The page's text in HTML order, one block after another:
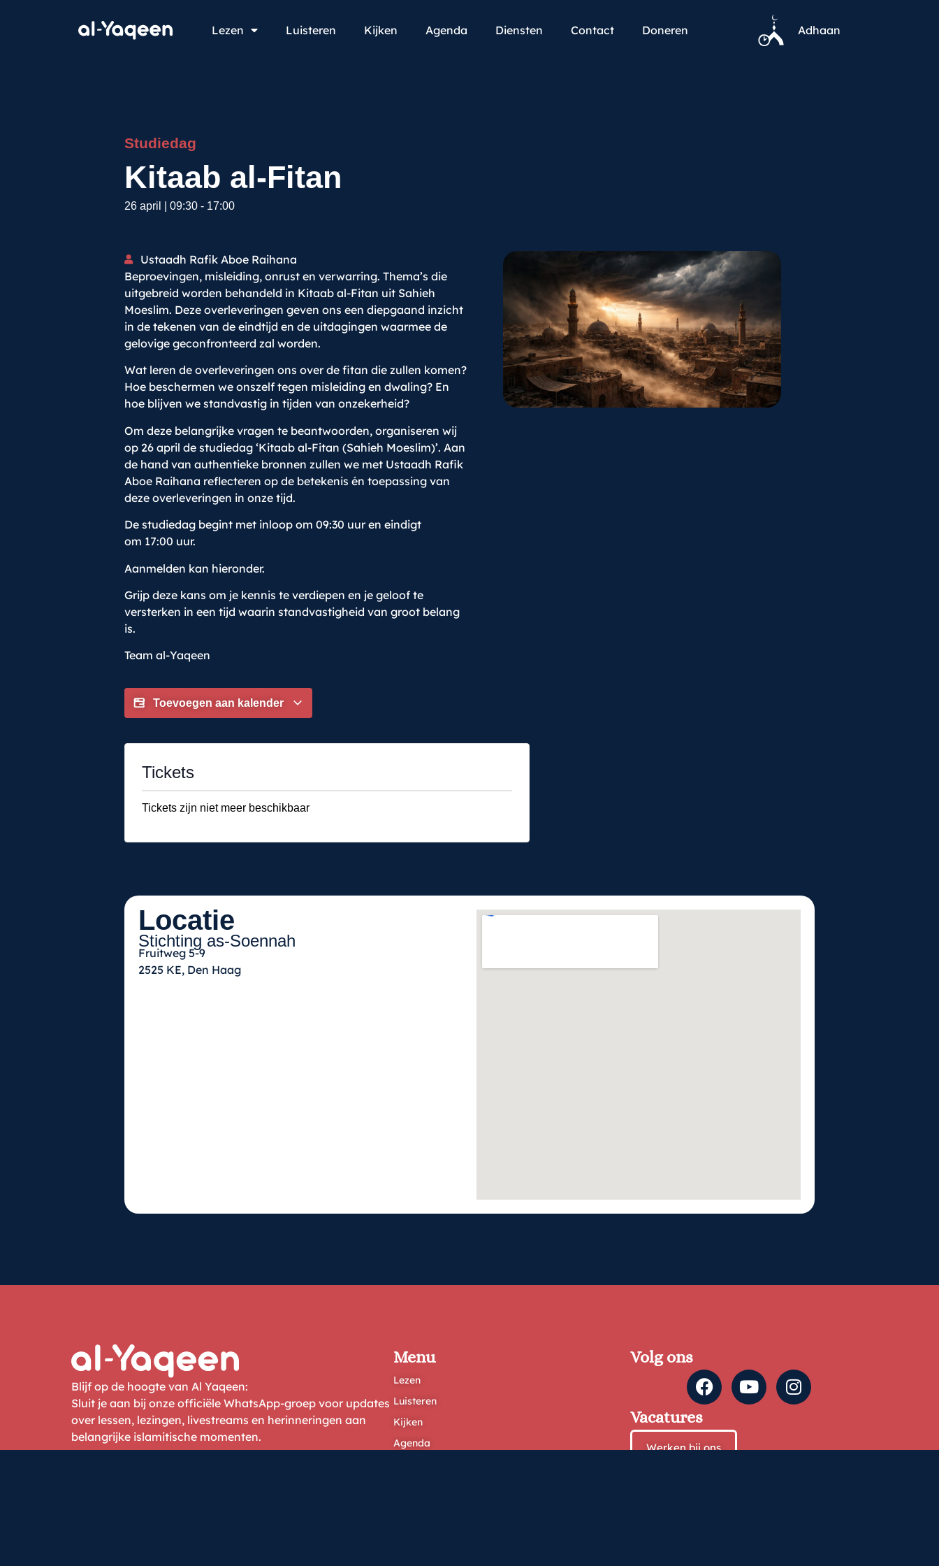
Lezen Luisteren Kijken Agenda Diensten Contact Doneren Adhaan
Studiedag
Kitaab al-Fitan
26 april 09:30 - 17:00
Ustaadh Rafik Aboe Raihana
Beproevingen, misleiding, onrust en verwarring. Thema’s die
uitgebreid worden behandeld in Kitaab al-Fitan uit Sahieh
Moeslim. Deze overleveringen geven ons een diepgaand inzicht
in de tekenen van de eindtijd en de uitdagingen waarmee de
gelovige geconfronteerd zal worden.
Wat leren de overleveringen ons over de fitan die zullen komen?
Hoe beschermen we onszelf tegen misleiding en dwaling? En
hoe blijven we standvastig in tijden van onzekerheid?
Om deze belangrijke vragen te beantwoorden, organiseren wij
op 26 april de studiedag ‘Kitaab al-Fitan (Sahieh Moeslim)’. Aan
de hand van authentieke bronnen zullen we met Ustaadh Rafik
Aboe Raihana reflecteren op de betekenis én toepassing van
deze overleveringen in onze tijd.
De studiedag begint met inloop om 09:30 uur en eindigt
om 17:00 uur.
Aanmelden kan hieronder.
Grijp deze kans om je kennis te verdiepen en je geloof te
versterken in een tijd waarin standvastigheid van groot belang
is.
Team al-Yaqeen
Toevoegen aan kalender
Tickets
Tickets zijn niet meer beschikbaar
Locatie
Stichting as-Soennah
Fruitweg 5-9
2525 KE, Den Haag
Blijf op de hoogte van Al Yaqeen:
Sluit je aan bij onze officiële WhatsApp-groep voor updates
over lessen, lezingen, livestreams en herinneringen aan
belangrijke islamitische momenten.
Menu
Lezen
Luisteren
Kijken
Agenda
Volg ons
Vacatures
Werken bij ons